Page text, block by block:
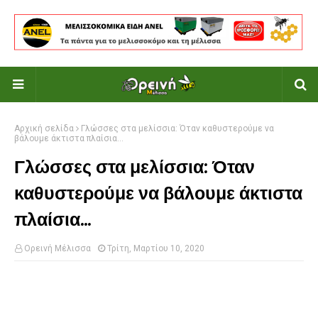
Αρχική σελίδα
Γλώσσες στα μελίσσια: Όταν καθυστερούμε να
βάλουμε άκτιστα πλαίσια...
Γλώσσες στα μελίσσια: Όταν
καθυστερούμε να βάλουμε άκτιστα
πλαίσια...
Ορεινή Μέλισσα Τρίτη, Μαρτίου 10, 2020